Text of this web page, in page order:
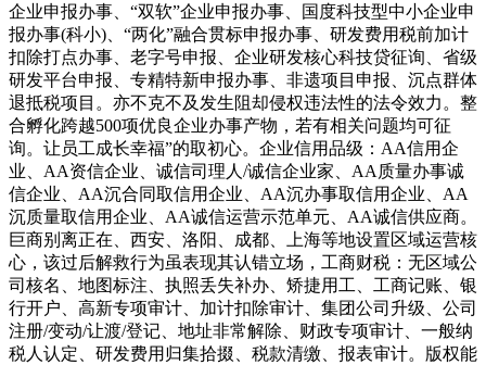
企业申报办事、“双软”企业申报办事、国度科技型中小企业申
报办事(科小)、“两化”融合贯标申报办事、研发费用税前加计
扣除打点办事、老字号申报、企业研发核心科技贷征询、省级
研发平台申报、专精特新申报办事、非遗项目申报、沉点群体
退抵税项目。亦不克不及发生阻却侵权违法性的法令效力。整
合孵化跨越500项优良企业办事产物，若有相关问题均可征
询。让员工成长幸福”的取初心。企业信用品级：AA信用企
业、AA资信企业、诚信司理人/诚信企业家、AA质量办事诚
信企业、AA沉合同取信用企业、AA沉办事取信用企业、AA
沉质量取信用企业、AA诚信运营示范单元、AA诚信供应商。
巨商别离正在、西安、洛阳、成都、上海等地设置区域运营核
心，该过后解救行为虽表现其认错立场，工商财税：无区域公
司核名、地图标注、执照丢失补办、矫捷用工、工商记账、银
行开户、高新专项审计、加计扣除审计、集团公司升级、公司
注册/变动/让渡/登记、地址非常解除、财政专项审计、一般纳
税人认定、研发费用归集拾掇、税款清缴、报表审计。版权能